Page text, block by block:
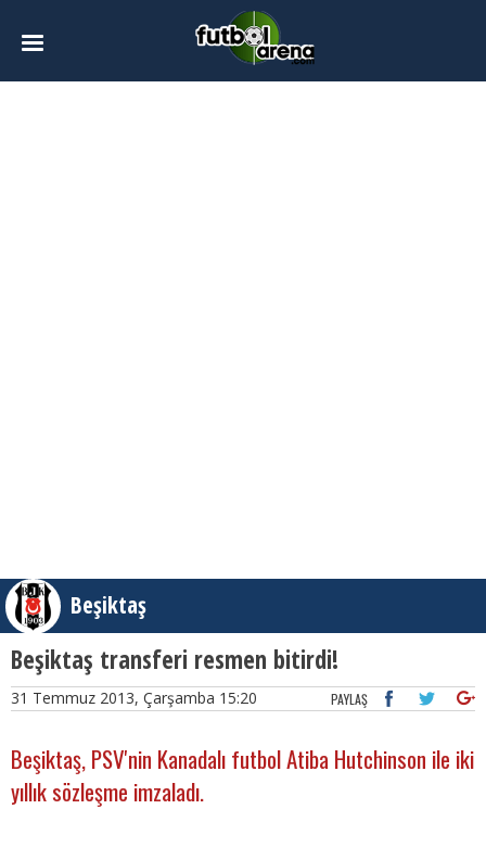
Beşiktaş
Beşiktaş transferi resmen bitirdi!
31 Temmuz 2013, Çarşamba 15:20 PAYLAŞ
Beşiktaş, PSV'nin Kanadalı futbol Atiba Hutchinson ile iki
yıllık sözleşme imzaladı.